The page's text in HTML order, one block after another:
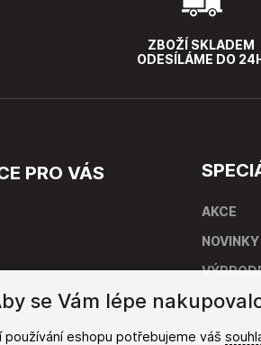
ZBOŽÍ SKLADEM
ODESÍLÁME DO
PRO VÁS
AKCE
NOVINKY
se Vám lépe
používání eshopu potřebujeme váš